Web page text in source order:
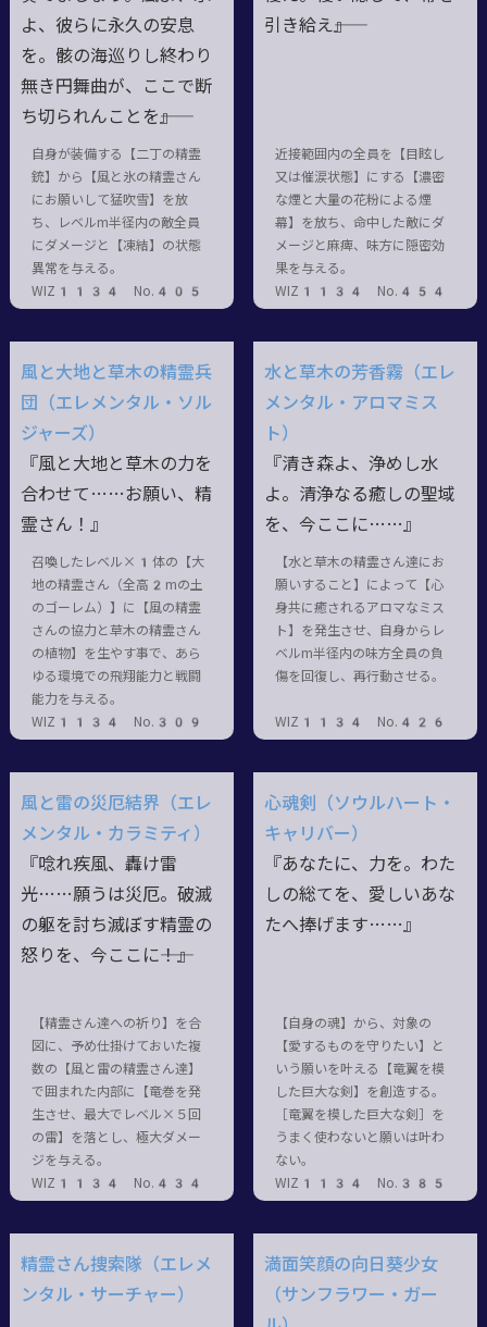
よ、彼らに永久の安息
を。骸の海巡りし終わり
無き円舞曲が、ここで断
ち切られんことを――』
自身が装備する【二丁の精霊
銃】から【風と氷の精霊さん
にお願いして猛吹雪】を放
ち、レベルm半径内の敵全員
にダメージと【凍結】の状態
異常を与える。
WIZ1134 No.405
引き給え――』
近接範囲内の全員を【目眩し
又は催涙状態】にする【濃密
な煙と大量の花粉による煙
幕】を放ち、命中した敵にダ
メージと麻痺、味方に隠密効
果を与える。
WIZ1134 No.454
風と大地と草木の精霊兵
団（エレメンタル・ソル
ジャーズ）
『風と大地と草木の力を
合わせて……お願い、精
霊さん！』
召喚したレベル×1体の【大
地の精霊さん（全高2mの土
のゴーレム）】に【風の精霊
さんの協力と草木の精霊さん
の植物】を生やす事で、あら
ゆる環境での飛翔能力と戦闘
能力を与える。
WIZ1134 No.309
水と草木の芳香霧（エレ
メンタル・アロマミス
ト）
『清き森よ、浄めし水
よ。清浄なる癒しの聖域
を、今ここに……』
【水と草木の精霊さん達にお
願いすること】によって【心
身共に癒されるアロマなミス
ト】を発生させ、自身からレ
ベルm半径内の味方全員の負
傷を回復し、再行動させる。
WIZ1134 No.426
風と雷の災厄結界（エレ
メンタル・カラミティ）
『唸れ疾風、轟け雷
光……願うは災厄。破滅
の躯を討ち滅ぼす精霊の
怒りを、今ここに――！』
【精霊さん達への祈り】を合
図に、予め仕掛けておいた複
数の【風と雷の精霊さん達】
で囲まれた内部に【竜巻を発
生させ、最大でレベル×５回
の雷】を落とし、極大ダメー
ジを与える。
WIZ1134 No.434
心魂剣（ソウルハート・
キャリバー）
『あなたに、力を。わた
しの総てを、愛しいあな
たへ捧げます……』
【自身の魂】から、対象の
【愛するものを守りたい】と
いう願いを叶える【竜翼を模
した巨大な剣】を創造する。
［竜翼を模した巨大な剣］を
うまく使わないと願いは叶わ
ない。
WIZ1134 No.385
精霊さん捜索隊（エレメ
ンタル・サーチャー）
満面笑顔の向日葵少女
（サンフラワー・ガー